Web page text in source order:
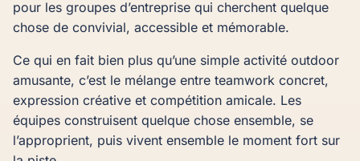
pour les groupes d’entreprise qui cherchent quelque
chose de convivial, accessible et mémorable.
Ce qui en fait bien plus qu’une simple activité outdoor
amusante, c’est le mélange entre teamwork concret,
expression créative et compétition amicale. Les
équipes construisent quelque chose ensemble, se
l’approprient, puis vivent ensemble le moment fort sur